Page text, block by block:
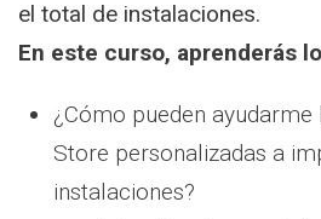
el total de instalaciones.
En este curso, aprenderás
¿Cómo pueden
Store personalizadas a
instalaciones?